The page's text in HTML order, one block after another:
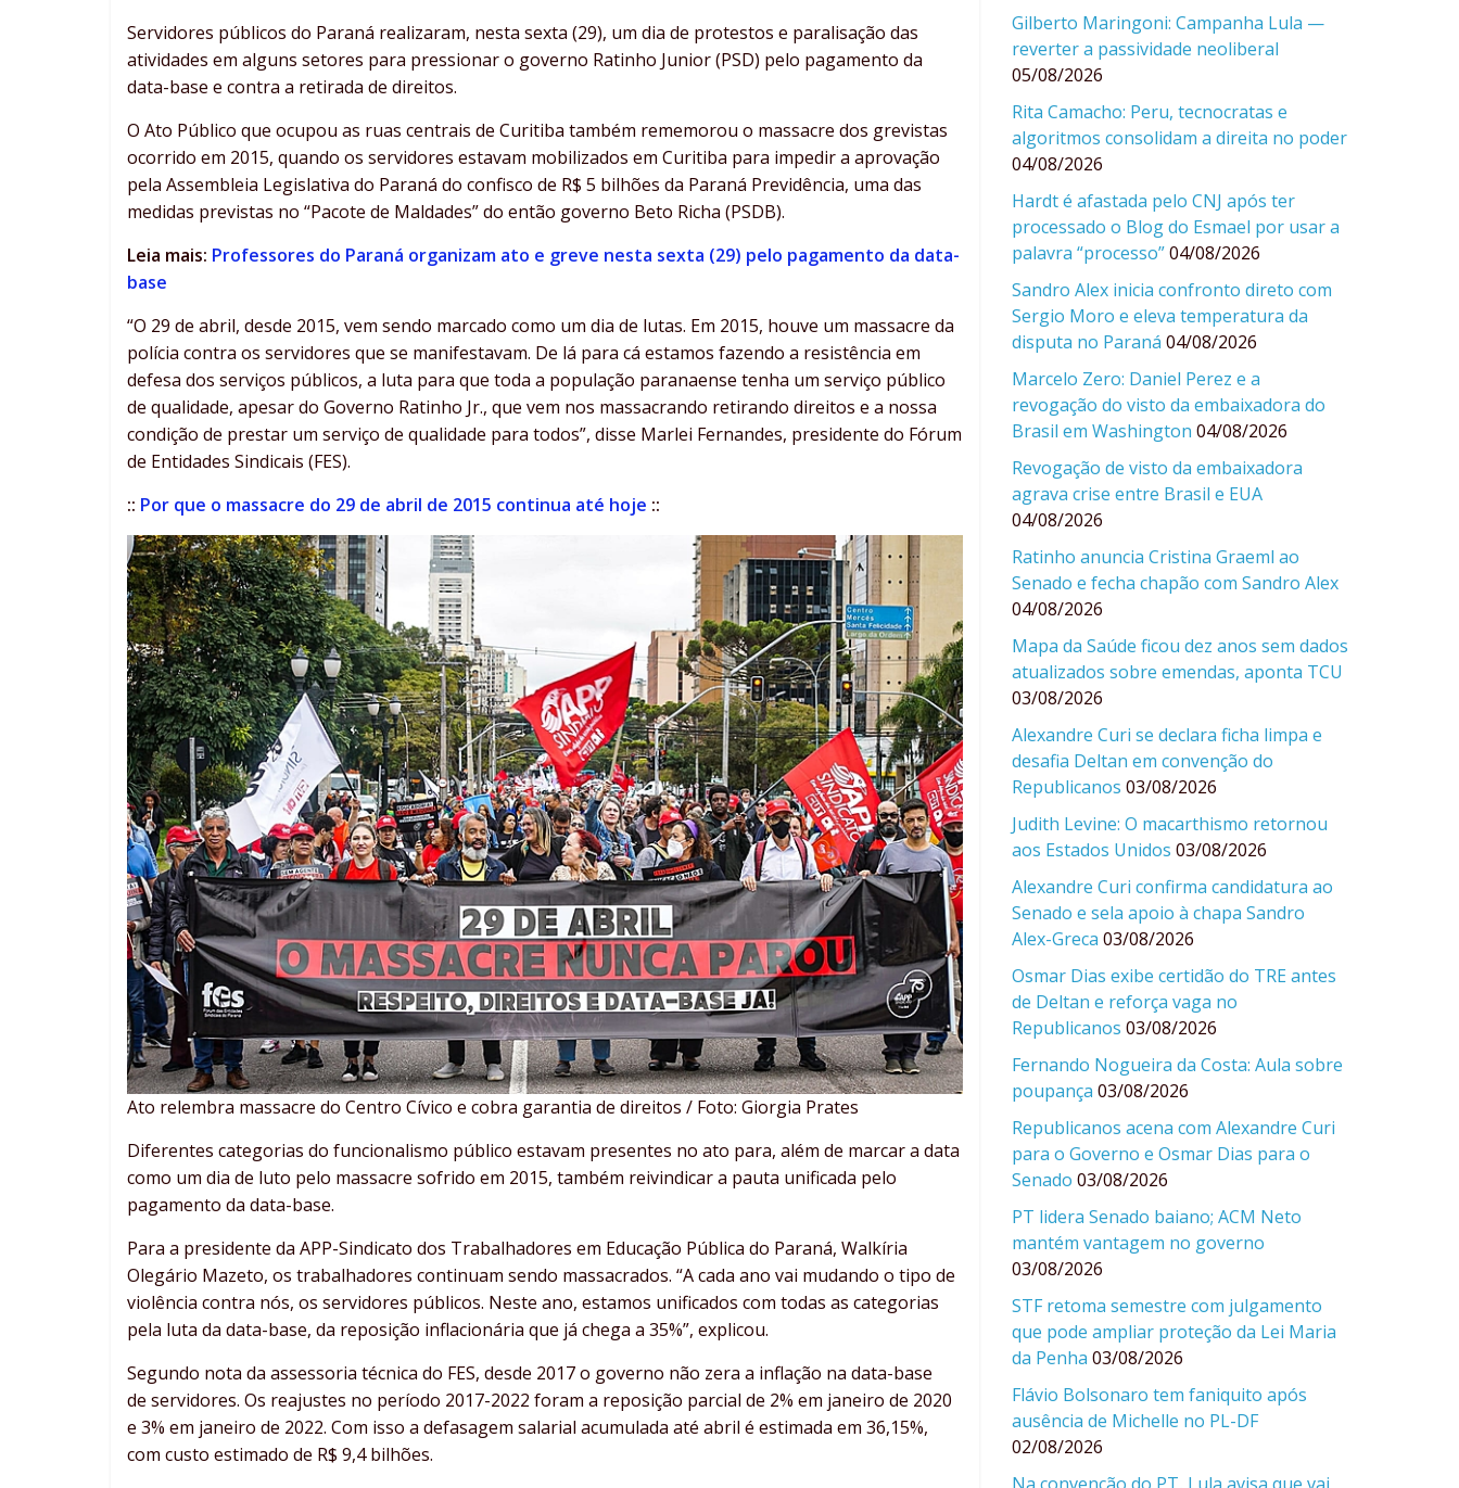
Servidores públicos do Paraná realizaram, nesta sexta (29), um dia de protestos e paralisação das
atividades em alguns setores para pressionar o governo Ratinho Junior (PSD) pelo pagamento da
data-base e contra a retirada de direitos.
O Ato Público que ocupou as ruas centrais de Curitiba também rememorou o massacre dos grevistas
ocorrido em 2015, quando os servidores estavam mobilizados em Curitiba para impedir a aprovação
pela Assembleia Legislativa do Paraná do confisco de R$ 5 bilhões da Paraná Previdência, uma das
medidas previstas no “Pacote de Maldades” do então governo Beto Richa (PSDB).
Leia mais: Professores do Paraná organizam ato e greve nesta sexta (29) pelo pagamento da data-
base
“O 29 de abril, desde 2015, vem sendo marcado como um dia de lutas. Em 2015, houve um massacre da
polícia contra os servidores que se manifestavam. De lá para cá estamos fazendo a resistência em
defesa dos serviços públicos, a luta para que toda a população paranaense tenha um serviço público
de qualidade, apesar do Governo Ratinho Jr., que vem nos massacrando retirando direitos e a nossa
condição de prestar um serviço de qualidade para todos”, disse Marlei Fernandes, presidente do Fórum
de Entidades Sindicais (FES).
:: Por que o massacre do 29 de abril de 2015 continua até hoje ::
Ato relembra massacre do Centro Cívico e cobra garantia de direitos / Foto: Giorgia Prates
Diferentes categorias do funcionalismo público estavam presentes no ato para, além de marcar a data
como um dia de luto pelo massacre sofrido em 2015, também reivindicar a pauta unificada pelo
pagamento da data-base.
Para a presidente da APP-Sindicato dos Trabalhadores em Educação Pública do Paraná, Walkíria
Olegário Mazeto, os trabalhadores continuam sendo massacrados. “A cada ano vai mudando o tipo de
violência contra nós, os servidores públicos. Neste ano, estamos unificados com todas as categorias
pela luta da data-base, da reposição inflacionária que já chega a 35%”, explicou.
Segundo nota da assessoria técnica do FES, desde 2017 o governo não zera a inflação na data-base
de servidores. Os reajustes no período 2017-2022 foram a reposição parcial de 2% em janeiro de 2020
e 3% em janeiro de 2022. Com isso a defasagem salarial acumulada até abril é estimada em 36,15%,
com custo estimado de R$ 9,4 bilhões.
Gilberto Maringoni: Campanha Lula —
reverter a passividade neoliberal
05/08/2026
Rita Camacho: Peru, tecnocratas e
algoritmos consolidam a direita no poder
04/08/2026
Hardt é afastada pelo CNJ após ter
processado o Blog do Esmael por usar a
palavra “processo”04/08/2026
Sandro Alex inicia confronto direto com
Sergio Moro e eleva temperatura da
disputa no Paraná 04/08/2026
Marcelo Zero: Daniel Perez e a
revogação do visto da embaixadora do
Brasil em Washington 04/08/2026
Revogação de visto da embaixadora
agrava crise entre Brasil e EUA
04/08/2026
Ratinho anuncia Cristina Graeml ao
Senado e fecha chapão com Sandro Alex
04/08/2026
Mapa da Saúde ficou dez anos sem dados
atualizados sobre emendas, aponta TCU
03/08/2026
Alexandre Curi se declara ficha limpa e
desafia Deltan em convenção do
Republicanos 03/08/2026
Judith Levine: O macarthismo retornou
aos Estados Unidos 03/08/2026
Alexandre Curi confirma candidatura ao
Senado e sela apoio à chapa Sandro
Alex-Greca 03/08/2026
Osmar Dias exibe certidão do TRE antes
de Deltan e reforça vaga no
Republicanos 03/08/2026
Fernando Nogueira da Costa: Aula sobre
poupança 03/08/2026
Republicanos acena com Alexandre Curi
para o Governo e Osmar Dias para o
Senado 03/08/2026
PT lidera Senado baiano; ACM Neto
mantém vantagem no governo
03/08/2026
STF retoma semestre com julgamento
que pode ampliar proteção da Lei Maria
da Penha 03/08/2026
Flávio Bolsonaro tem faniquito após
ausência de Michelle no PL-DF
02/08/2026